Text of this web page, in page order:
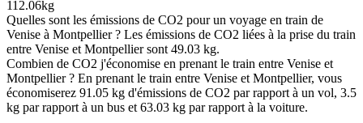
112.06kg
Quelles sont les émissions de CO2 pour un voyage en train de
Venise à Montpellier ? Les émissions de CO2 liées à la prise du train
entre Venise et Montpellier sont 49.03 kg.
Combien de CO2 j'économise en prenant le train entre Venise et
Montpellier ? En prenant le train entre Venise et Montpellier, vous
économiserez 91.05 kg d'émissions de CO2 par rapport à un vol, 3.5
kg par rapport à un bus et 63.03 kg par rapport à la voiture.